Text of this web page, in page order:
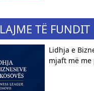
LAJME TË FUNDIT
Lidhja e
mjaft më